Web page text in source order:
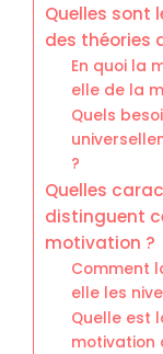
Quelles sont
des théories
En quoi la
elle de la
Quels
?
Quelles
distinguent
motivation ?
Comment
elle les
Quelle est
motivation